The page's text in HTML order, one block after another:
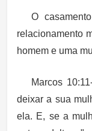
O
relacionamento
homem e uma
Marcos
deixar a sua
ela. E, se a